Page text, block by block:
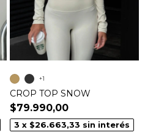
CROP TOP SNOW
$79.990,00
3 x $26.663,33 sin interés
+1